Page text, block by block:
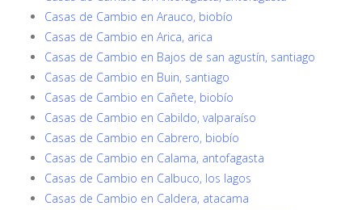
Casas de Cambio en Arauco, biobío
Casas de Cambio en Arica, arica
Casas de Cambio en Bajos de san agustín, santiago
Casas de Cambio en Buin, santiago
Casas de Cambio en Cañete, biobío
Casas de Cambio en Cabildo, valparaíso
Casas de Cambio en Cabrero, biobío
Casas de Cambio en Calama, antofagasta
Casas de Cambio en Calbuco, los lagos
Casas de Cambio en Caldera, atacama